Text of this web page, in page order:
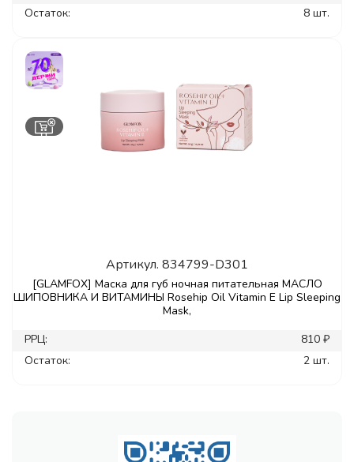
Остаток:
8 шт.
Артикул. 834799-D301
[GLAMFOX] Маска для губ ночная питательная МАСЛО
ШИПОВНИКА И ВИТАМИНЫ Rosehip Oil Vitamin E Lip Sleeping
Mask,
РРЦ:
810 ₽
Остаток:
2 шт.